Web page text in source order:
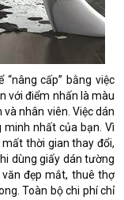
cấp” bằng việc
với điểm nhấn là màu
nhân viên. Việc dán
minh nhất của bạn. Vì
thời gian thay đổi,
dùng giấy dán tường
đẹp mắt, thuê thợ
Toàn bộ chi phí chỉ